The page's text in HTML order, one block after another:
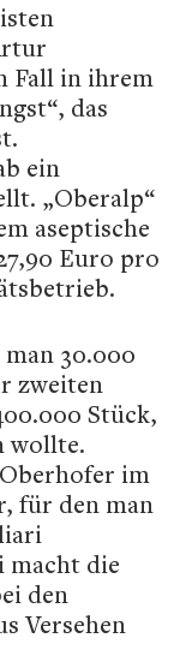
Fall in ihrem
das
ein
„Oberalp“
aseptische
Euro pro
30.000
zweiten
Stück,
wollte.
im
für den man
die
den
Versehen